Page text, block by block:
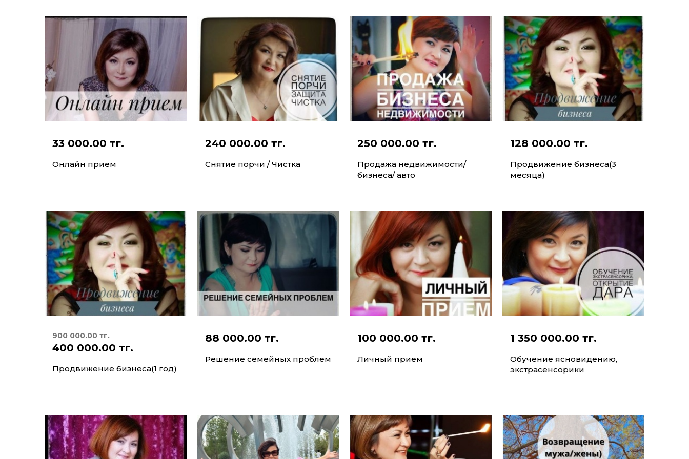
33 000.00 тг.
Онлайн прием
240 000.00 тг.
Снятие порчи / Чистка
250 000.00 тг.
Продажа недвижимости/
бизнеса/ авто
128 000.00 тг.
Продвижение бизнеса(3
месяца)
900 000.00 тг.
400 000.00 тг.
Продвижение бизнеса(1 год)
88 000.00 тг.
Решение семейных проблем
100 000.00 тг.
Личный прием
1 350 000.00 тг.
Обучение ясновидению,
экстрасенсорики